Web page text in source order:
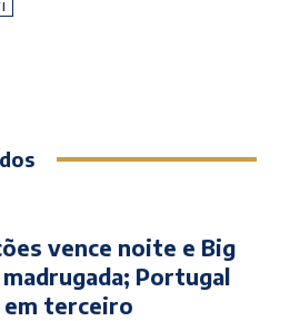
vence noite e Big
Portugal
terceiro